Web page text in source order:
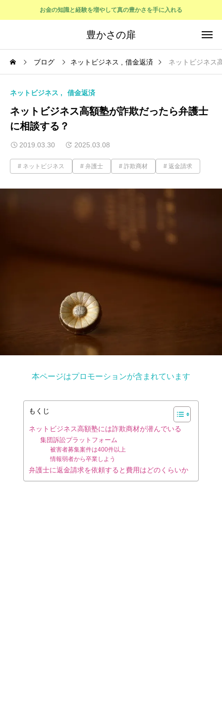
お金の知識と経験を増やして真の豊かさを手に入れる
豊かさの扉
ブログ ネットビジネス 借金返済 ネットビジネス
ネットビジネス 借金返済
ネットビジネス高額塾が詐欺だったら弁護士
に相談する？
2019.03.30 2025.03.08
ネットビジネス 弁護士 詐欺商材 返金請求
本ページはプロモーションが含まれています
もくじ
ネットビジネス高額塾には詐欺商材が潜んでいる
集団訴訟プラットフォーム
被害者募集案件は400件以上
情報弱者から卒業しよう
弁護士に返金請求を依頼すると費用はどのくらいか